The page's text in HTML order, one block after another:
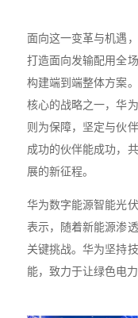
面向这一变革与机遇
打造面向发输配用全
构建端到端整体方案
核心的战略之一，华
则为保障，坚定与伙
成功的伙伴能成功，
展的新征程。
华为数字能源智能光
表示，随着新能源渗
关键挑战。华为坚持
能，致力于让绿色电